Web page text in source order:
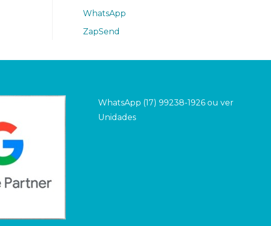
WhatsApp
ZapSend
WhatsApp (17) 99238-1926 ou ver
Unidades